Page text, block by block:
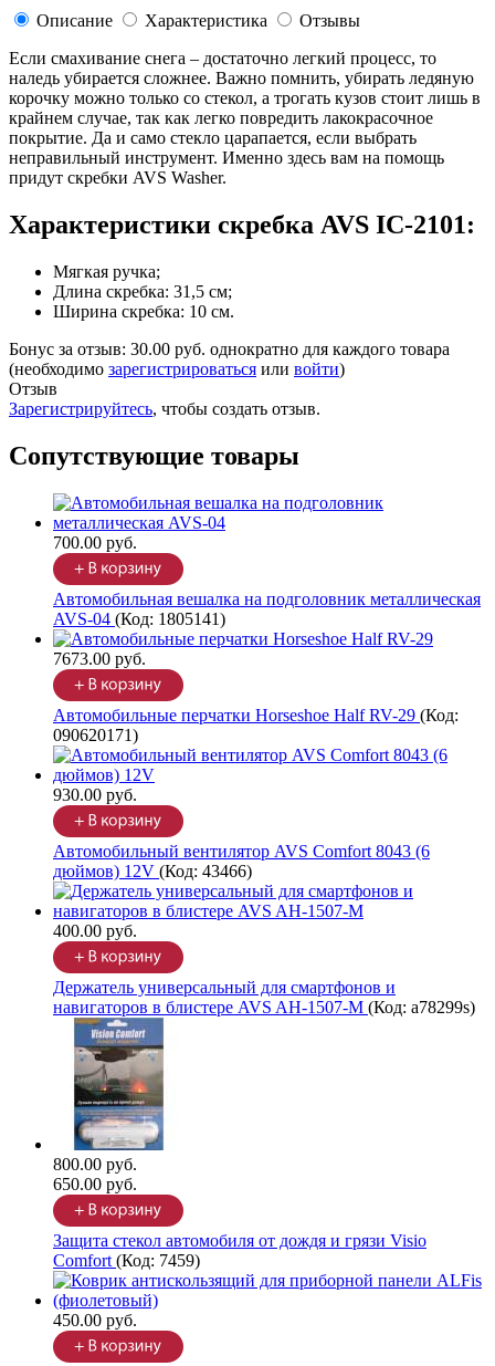
Описание Характеристика
Отзывы
Если смахивание снега – достаточно легкий процесс, то
наледь убирается сложнее. Важно помнить, убирать ледяную
корочку можно только со стекол, а трогать кузов стоит лишь в
крайнем случае, так как легко повредить лакокрасочное
покрытие. Да и само стекло царапается, если выбрать
неправильный инструмент. Именно здесь вам на помощь
придут скребки AVS Washer.
Характеристики скребка AVS IC-2101:
Мягкая ручка;
Длина скребка: 31,5 см;
Ширина скребка: 10 см.
Бонус за отзыв: 30.00 руб. однократно для каждого товара
(необходимо зарегистрироваться или войти)
Отзыв
Зарегистрируйтесь, чтобы создать отзыв.
Сопутствующие товары
700.00 руб.
Автомобильная вешалка на подголовник металлическая
AVS-04 (Код: 1805141)
7673.00 руб.
Автомобильные перчатки Horseshoe Half RV-29 (Код:
090620171)
930.00 руб.
Автомобильный вентилятор AVS Comfort 8043 (6
дюймов) 12V (Код: 43466)
400.00 руб.
Держатель универсальный для смартфонов и
навигаторов в блистере AVS AH-1507-M (Код: a78299s)
800.00 руб.
650.00 руб.
Защита стекол автомобиля от дождя и грязи Visio
Comfort (Код: 7459)
450.00 руб.